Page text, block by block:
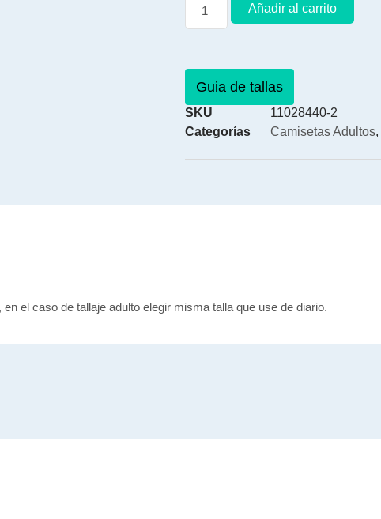
Añadir al carrito
Guia de tallas
SKU
11028440-2
Categorías
Camisetas Adultos,
el caso de tallaje adulto elegir misma talla que use de diario.